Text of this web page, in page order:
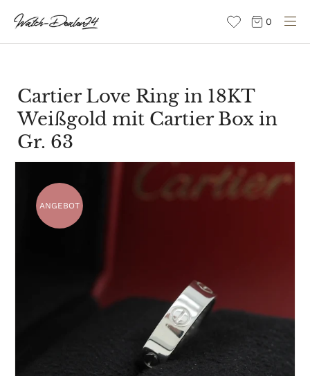
zum
Inhalt
0
Cartier Love Ring in 18KT
Weißgold mit Cartier Box in
Gr. 63
ANGEBOT